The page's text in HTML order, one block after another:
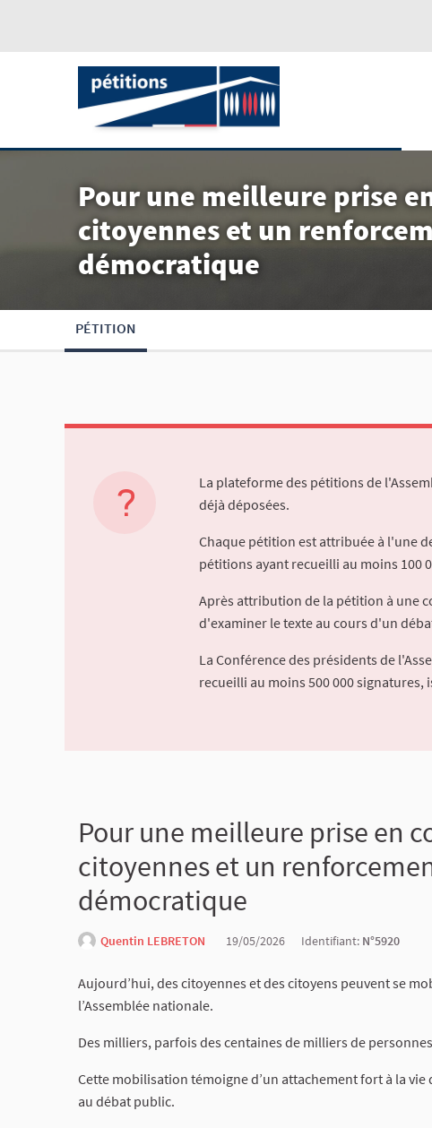
Pour une meilleure prise
citoyennes et un
démocratique
PÉTITION
La plateforme des pétitions de
déjà déposées.
Chaque pétition est attribuée à l'une
pétitions ayant recueilli au moins 100
Après attribution de la pétition à une
d'examiner le texte au cours d'un
La Conférence des présidents de
recueilli au moins 500 000
Pour une meilleure prise en
citoyennes et un
démocratique
Quentin LEBRETON 19/05/2026 Identifiant: N°5920
Aujourd’hui, des citoyennes et des citoyens peuvent se
l’Assemblée nationale.
Des milliers, parfois des centaines de milliers de
Cette mobilisation témoigne d’un attachement fort à la
au débat public.